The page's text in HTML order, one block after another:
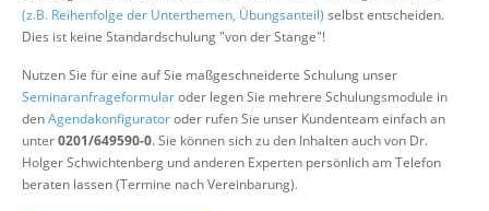
(z.B. Reihenfolge der Unterthemen, Übungsanteil) selbst entscheiden.
Dies ist keine Standardschulung "von der Stange"!
Nutzen Sie für eine auf Sie maßgeschneiderte Schulung unser
Seminaranfrageformularoder legen Sie mehrere Schulungsmodule in
denAgendakonfiguratoroder rufen Sie unser Kundenteam einfach an
unter0201/649590-0. Sie können sich zu den Inhalten auch von Dr.
Holger Schwichtenberg und anderen Experten persönlich am Telefon
beraten lassen (Termine nach Vereinbarung).